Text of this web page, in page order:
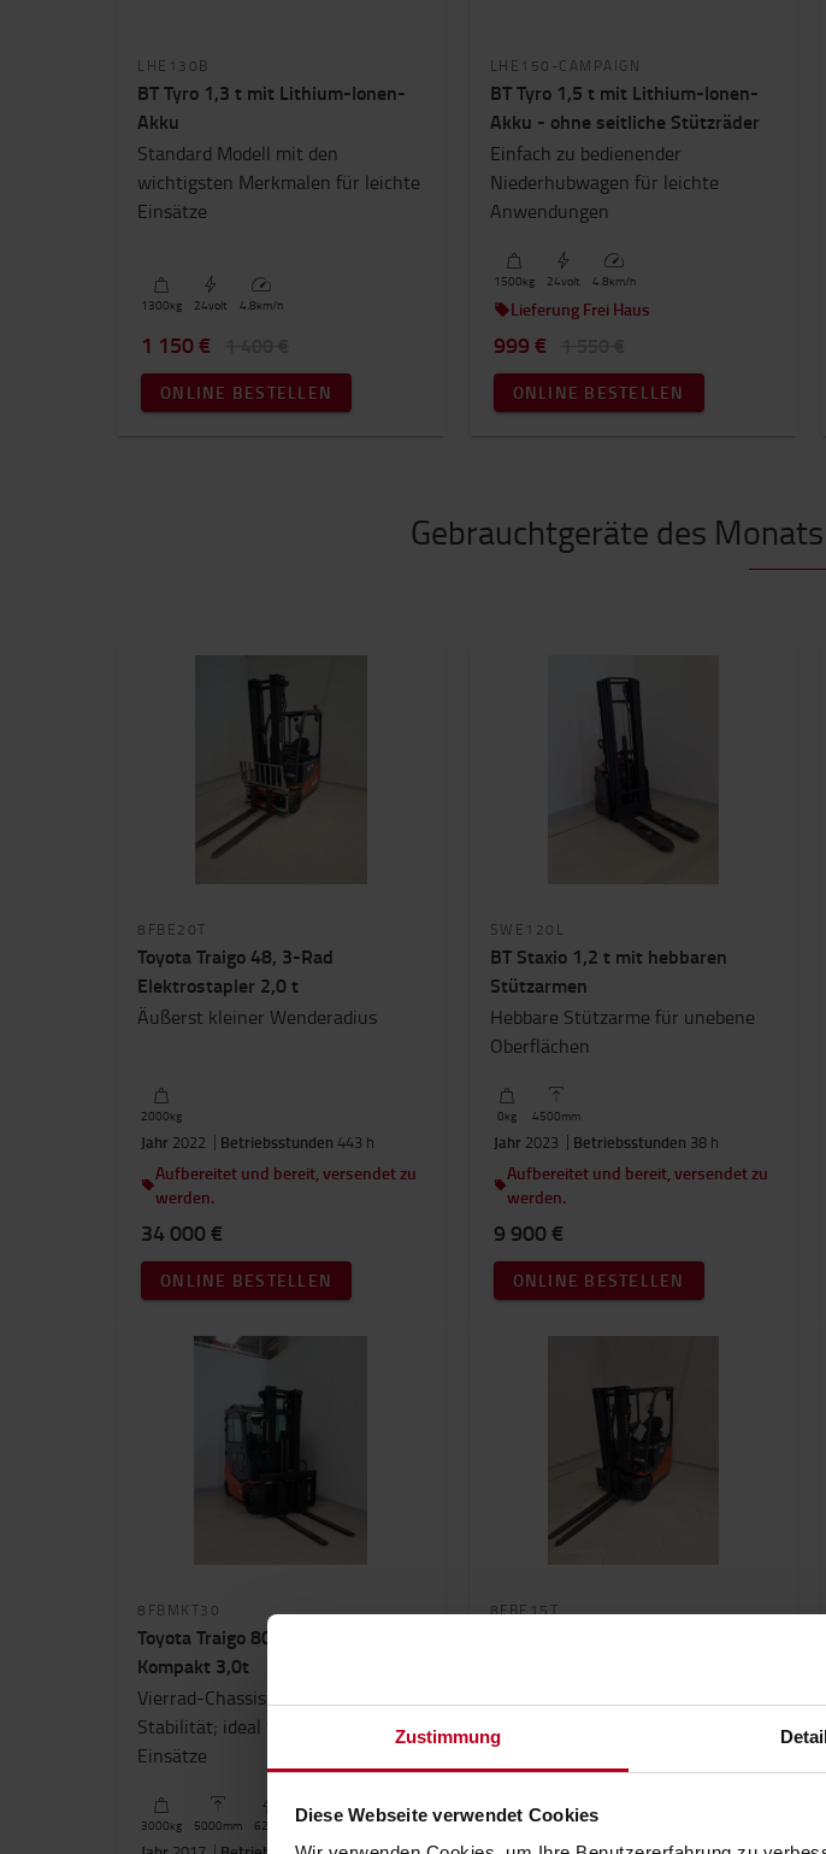
Zustimmung
Diese Webseite verwendet Cookies
LHE130B
BT Tyro 1,3 t mit Lithium-Ionen-
Akku
Standard Modell mit den
wichtigsten Merkmalen für leichte
Einsätze
1300kg 24volt 4.8km/h
1 150 €
ONLINE BESTELLEN
LHE150-CAMPAIGN
BT Tyro 1,5 t mit Lithium-Ionen-
Akku - ohne seitliche Stützräder
Einfach zu bedienender
Niederhubwagen für leichte
Anwendungen
1500kg 24volt 4.8km/h
Lieferung Frei Haus
999 €
ONLINE BESTELLEN
Gebrauchtgeräte des
8FBE20T
Toyota Traigo 48, 3-Rad
Elektrostapler 2,0 t
Äußerst kleiner Wenderadius
2000kg
Jahr 2022 Betriebsstunden 443 h
Aufbereitet und bereit, versendet zu
werden.
34 000 €
ONLINE BESTELLEN
SWE120L
BT Staxio 1,2 t mit hebbaren
Stützarmen
Hebbare Stützarme für unebene
Oberflächen
0kg 4500mm
Jahr 2023 Betriebsstunden 38 h
Aufbereitet und bereit, versendet zu
werden.
9 900 €
ONLINE BESTELLEN
8FBMKT30
Toyota Traigo 80, 4-Rad Elektro
Kompakt 3,0t
Vierrad-Chassis für maximale
Stabilität; ideal für intensive
Einsätze
3000kg 5000mm 620A
8FBE15T
1500kg 4300mm